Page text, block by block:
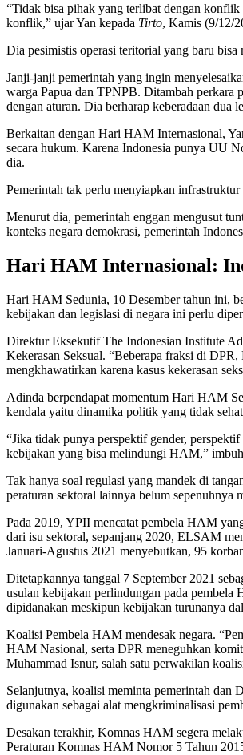
“Tidak bisa pihak yang terlibat dengan
konflik,” ujar Yan kepada Tirto, Kamis (9/12/
Dia pesimistis operasi teritorial yang baru bisa
Janji-janji pemerintah yang ingin
warga Papua dan TPNPB. Ditambah perkara
dengan aturan. Dia berharap keberadaan dua
Berkaitan dengan Hari HAM Internasional,
secara hukum. Karena Indonesia punya UU
dia.
Pemerintah tak perlu menyiapkan
Menurut dia, pemerintah enggan mengusut
konteks negara demokrasi, pemerintah
Hari HAM Internasional:
Hari HAM Sedunia, 10 Desember tahun ini,
kebijakan dan legislasi di negara ini perlu
Direktur Eksekutif The Indonesian Institute
Kekerasan Seksual. “Beberapa fraksi di
mengkhawatirkan karena kasus kekerasan
Adinda berpendapat momentum Hari HAM
kendala yaitu dinamika politik yang tidak
“Jika tidak punya perspektif gender,
kebijakan yang bisa melindungi HAM,”
Tak hanya soal regulasi yang mandek di
peraturan sektoral lainnya belum
Pada 2019, YPII mencatat pembela HAM
dari isu sektoral, sepanjang 2020, ELSAM
Januari-Agustus 2021 menyebutkan, 95
Ditetapkannya tanggal 7 September 2021
usulan kebijakan perlindungan pada
dipidanakan meskipun kebijakan turunanya
Koalisi Pembela HAM mendesak negara.
HAM Nasional, serta DPR meneguhkan
Muhammad Isnur, salah satu perwakilan
Selanjutnya, koalisi meminta pemerintah dan
digunakan sebagai alat mengkriminalisasi
Desakan terakhir, Komnas HAM segera
Peraturan Komnas HAM Nomor 5 Tahun